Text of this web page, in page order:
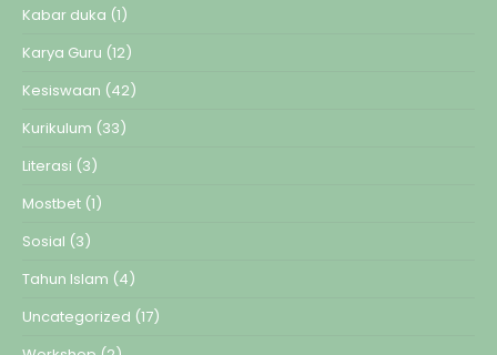
Kabar duka (1)
Karya Guru (12)
Kesiswaan (42)
Kurikulum (33)
Literasi (3)
Mostbet (1)
Sosial (3)
Tahun Islam (4)
Uncategorized (17)